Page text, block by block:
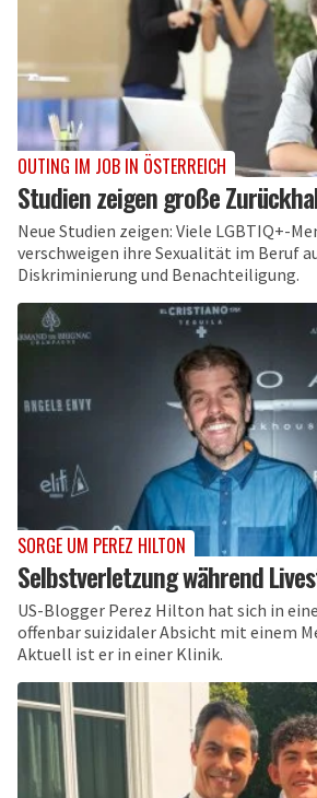
OUTING IM JOB IN ÖSTERREICH
Studien zeigen große
Neue Studien zeigen: Viele LGBTIQ+-
verschweigen ihre Sexualität im Beruf
Diskriminierung und Benachteiligung.
SORGE UM PEREZ HILTON
Selbstverletzung während
US-Blogger Perez Hilton hat sich in
offenbar suizidaler Absicht mit einem
Aktuell ist er in einer Klinik.